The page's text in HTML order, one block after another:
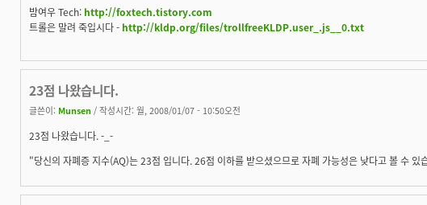
밤여우 Tech: http://foxtech.tistory.com
트롤은 말려 죽입시다 - http://kldp.org/files/trollfreeKLDP.user_.js__0.txt
23점 나왔습니다.
글쓴이: Munsen / 작성시간: 월, 2008/01/07 - 10:50오전
23점 나왔습니다. -_-
"당신의 자폐증 지수(AQ)는 23점 입니다. 26점 이하를 받으셨으므로 자폐 가능성은 낮다고 볼 수 있